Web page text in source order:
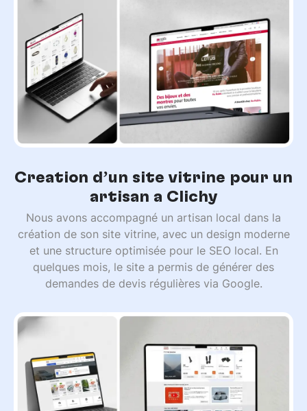
Création d’un site vitrine pour un
artisan à Clichy
Nous avons accompagné un artisan local dans la
création de son site vitrine, avec un design moderne
et une structure optimisée pour le SEO local. En
quelques mois, le site a permis de générer des
demandes de devis régulières via Google.